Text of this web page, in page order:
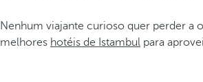
Nenhum viajante curioso quer perder a
melhores hotéis de Istambul para